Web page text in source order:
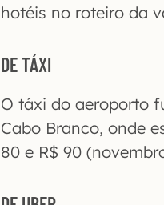
hotéis no roteiro da
DE TÁXI
O táxi do aeroporto
Cabo Branco, onde
80 e R$ 90